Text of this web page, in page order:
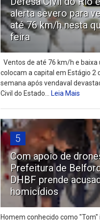
alerta severo para
até 76 km/h nesta
feira
Ventos de até 76 km/h e baixa
colocam a capital em Estágio 2
semana após vendaval
Civil do Estado...Leia Mais
5
Com apoio de
Prefeitura de
DHBF prende
homicídios
Homem conhecido como "Tom"